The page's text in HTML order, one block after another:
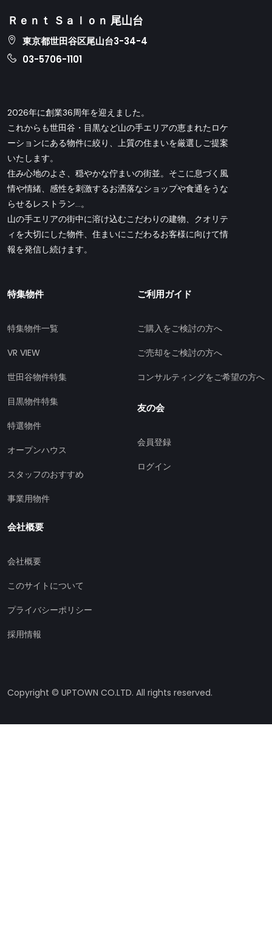
Ｒｅｎｔ Ｓａｌｏｎ 尾山台
東京都世田谷区尾山台3-34-4
03-5706-1101
2026年に創業36周年を迎えました。
これからも世田谷・目黒など山の手エリアの恵まれたロケ
ーションにある物件に絞り、上質の住まいを厳選しご提案
いたします。
住み心地のよさ、穏やかな佇まいの街並。そこに息づく風
情や情緒、感性を刺激するお洒落なショップや食通をうな
らせるレストラン…。
山の手エリアの街中に溶け込むこだわりの建物、クオリテ
ィを大切にした物件、住まいにこだわるお客様に向けて情
報を発信し続けます。
特集物件
特集物件一覧
VR VIEW
世田谷物件特集
目黒物件特集
特選物件
オープンハウス
スタッフのおすすめ
事業用物件
ご利用ガイド
ご購入をご検討の方へ
ご売却をご検討の方へ
コンサルティングをご希望の方へ
友の会
会員登録
ログイン
会社概要
会社概要
このサイトについて
プライバシーポリシー
採用情報
Copyright © UPTOWN CO.LTD. All rights reserved.